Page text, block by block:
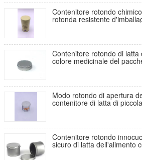
Contenitore rotondo
rotonda resistente
Contenitore rotondo di
colore medicinale del
Modo rotondo di apertura
contenitore di latta di
Contenitore rotondo
sicuro di latta dell'alimento